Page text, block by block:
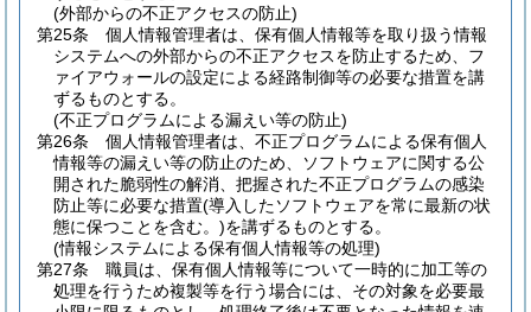
(外部からの不正アクセスの防止)
第25条
個人情報管理者は、保有個人情報等を取り扱う情報
システムへの外部からの不正アクセスを防止するため、フ
ァイアウォールの設定による経路制御等の必要な措置を講
ずるものとする。
(不正プログラムによる漏えい等の防止)
第26条
個人情報管理者は、不正プログラムによる保有個人
情報等の漏えい等の防止のため、ソフトウェアに関する公
開された脆弱性の解消、把握された不正プログラムの感染
防止等に必要な措置(導入したソフトウェアを常に最新の状
態に保つことを含む。)を講ずるものとする。
(情報システムによる保有個人情報等の処理)
第27条
職員は、保有個人情報等について一時的に加工等の
処理を行うため複製等を行う場合には、その対象を必要最